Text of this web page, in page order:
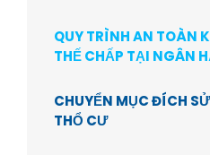
QUY TRÌNH AN TOÀN
THẾ CHẤP TẠI NGÂN
CHUYỂN MỤC ĐÍCH
THỔ CƯ